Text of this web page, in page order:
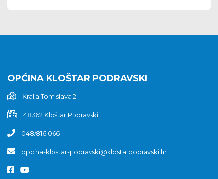
OPĆINA KLOŠTAR PODRAVSKI
Kralja Tomislava 2
48362 Kloštar Podravski
048/816 066
opcina-klostar-podravski@klostarpodravski.hr